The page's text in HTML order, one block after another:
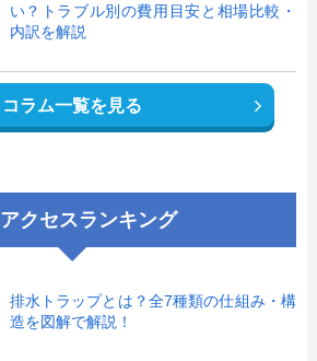
い？トラブル別の費用目安と相場比較・
内訳を解説
コラム一覧を見る
アクセスランキング
排水トラップとは？全7種類の仕組み・構
造を図解で解説！